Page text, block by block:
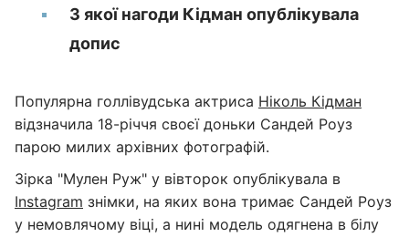
З якої нагоди Кідман опублікувала
допис
Популярна голлівудська актриса Ніколь Кідман
відзначила 18-річчя своєї доньки Сандей Роуз
парою милих архівних фотографій.
Зірка "Мулен Руж" у вівторок опублікувала в
Instagram знімки, на яких вона тримає Сандей Роуз
у немовлячому віці, а нині модель одягнена в білу